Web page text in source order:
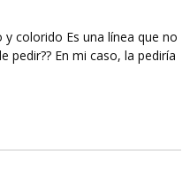
colorido Es una línea que no
pedir?? En mi caso, la pediría